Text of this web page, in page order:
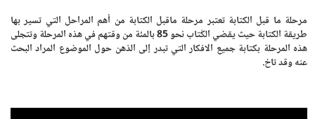
مرحلة ما قبل الكتابة تعتبر مرحلة ماقبل الكتابة من أهم المراحل التي تسير بها
طريقة الكتابة حيث يقضي الكُتاب نحو 85 بالمئة من وقتهم في هذه المرحلة وتتجلى
هذه المرحلة بكتابة جميع الافكار التي تبدر إلى الذهن حول الموضوع المراد البحث
عنه وقد تاخ.